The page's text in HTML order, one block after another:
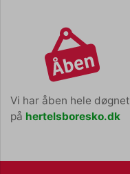
Vi har åben hele døgnet
på hertelsboresko.dk